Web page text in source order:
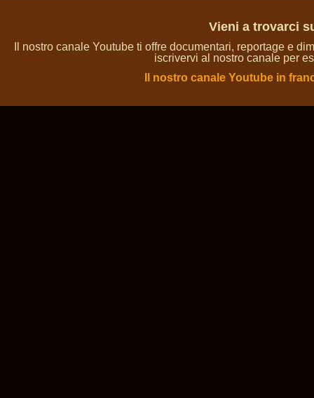
Vieni a trovarci
Il nostro canale Youtube ti offre documentari, reportage e
iscrivervi al nostro canale per
Il nostro canale Youtube in